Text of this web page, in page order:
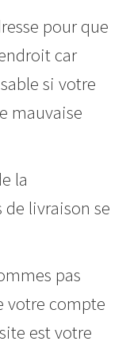
pour que
car
si votre
mauvaise
la
livraison se
pas
votre compte
est votre